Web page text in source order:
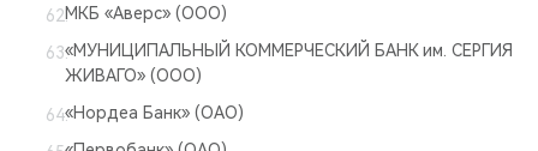
МКБ «Аверс» (ООО)
«МУНИЦИПАЛЬНЫЙ КОММЕРЧЕСКИЙ БАНК им. СЕРГИЯ
ЖИВАГО» (ООО)
«Нордеа Банк» (ОАО)